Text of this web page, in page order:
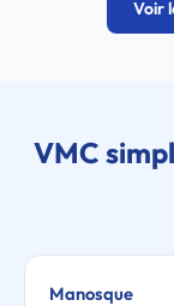
Voir
VMC
Manosque